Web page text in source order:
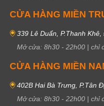
CỬA HÀNG MIỀN
339 Lê Duẩn, P.Thanh
Mở cửa: 8h30 - 22h00 | chỉ
CỬA HÀNG MIỀN
402B Hai Bà Trưng, P.Tân
Mở cửa: 8h30 - 22h00 | chỉ